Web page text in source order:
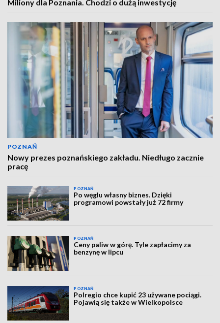
Miliony dla Poznania. Chodzi o dużą inwestycję
POZNAŃ
Nowy prezes poznańskiego zakładu. Niedługo zacznie
pracę
POZNAŃ
Po węglu własny biznes. Dzięki
programowi powstały już 72 firmy
POZNAŃ
Ceny paliw w górę. Tyle zapłacimy za
benzynę w lipcu
POZNAŃ
Polregio chce kupić 23 używane pociągi.
Pojawią się także w Wielkopolsce